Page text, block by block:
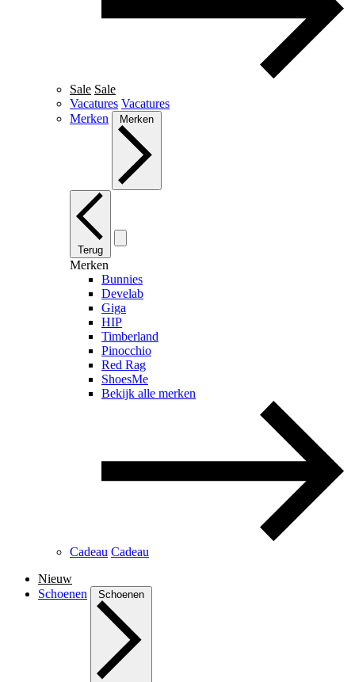
Sale Sale
Vacatures Vacatures
Merken
Merken
Terug
Merken
Bunnies
Develab
Giga
HIP
Timberland
Pinocchio
Red Rag
ShoesMe
Bekijk alle merken
Cadeau Cadeau
Nieuw
Schoenen
Schoenen